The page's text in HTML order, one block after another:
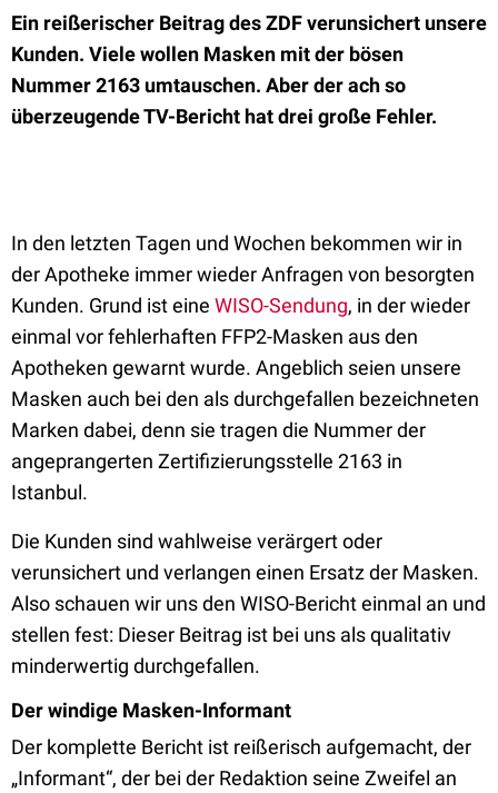
Ein reißerischer Beitrag des ZDF verunsichert unsere
Kunden. Viele wollen Masken mit der bösen
Nummer 2163 umtauschen. Aber der ach so
überzeugende TV-Bericht hat drei große Fehler.
In den letzten Tagen und Wochen bekommen wir in
der Apotheke immer wieder Anfragen von besorgten
Kunden. Grund ist eine WISO-Sendung, in der wieder
einmal vor fehlerhaften FFP2-Masken aus den
Apotheken gewarnt wurde. Angeblich seien unsere
Masken auch bei den als durchgefallen bezeichneten
Marken dabei, denn sie tragen die Nummer der
angeprangerten Zertifizierungsstelle 2163 in
Istanbul.
Die Kunden sind wahlweise verärgert oder
verunsichert und verlangen einen Ersatz der Masken.
Also schauen wir uns den WISO-Bericht einmal an und
stellen fest: Dieser Beitrag ist bei uns als qualitativ
minderwertig durchgefallen.
Der windige Masken-Informant
Der komplette Bericht ist reißerisch aufgemacht, der
„Informant“, der bei der Redaktion seine Zweifel an